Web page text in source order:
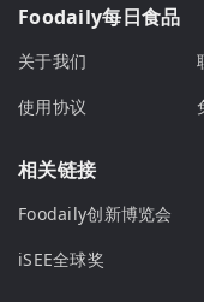
Foodaily每日食品
关于我们
使用协议
相关链接
Foodaily创新博览会
iSEE全球奖